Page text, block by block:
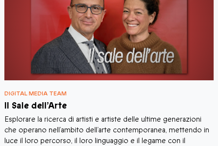
DIGITAL MEDIA TEAM
Il Sale dell’Arte
Esplorare la ricerca di artisti e artiste delle ultime generazioni
che operano nell’ambito dell’arte contemporanea, mettendo in
luce il loro percorso, il loro linguaggio e il legame con il